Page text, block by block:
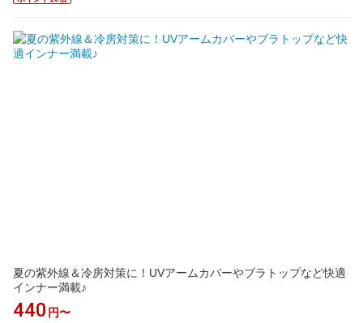
夏の紫外線＆冷房対策に！UVアームカバーやブラトップなど快適
インナー満載♪
440 円〜